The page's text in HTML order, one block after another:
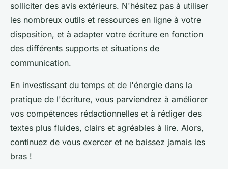
solliciter des avis extérieurs. N'hésitez pas à utiliser
les nombreux outils et ressources en ligne à votre
disposition, et à adapter votre écriture en fonction
des différents supports et situations de
communication.
En investissant du temps et de l'énergie dans la
pratique de l'écriture, vous parviendrez à améliorer
vos compétences rédactionnelles et à rédiger des
textes plus fluides, clairs et agréables à lire. Alors,
continuez de vous exercer et ne baissez jamais les
bras !